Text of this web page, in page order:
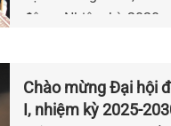
động. Nhiệm kỳ 2020
Chào mừng Đại hội
I, nhiệm kỳ 2025-